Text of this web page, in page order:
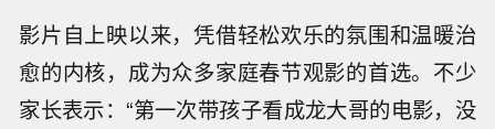
影片自上映以来，凭借轻松欢乐的氛围和温暖治
愈的内核，成为众多家庭春节观影的首选。不少
家长表示：“第一次带孩子看成龙大哥的电影，没